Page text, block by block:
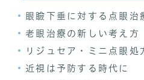
眼瞼下垂に対する点眼治
老眼治療の新しい考え方
リジュセア・ミニ点眼処
近視は予防する時代に